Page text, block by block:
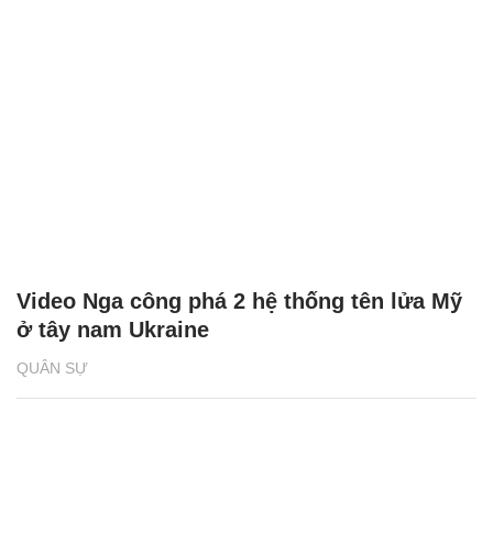
QUÂN SỰ
Video Nga công phá 2 hệ thống tên lửa Mỹ
ở tây nam Ukraine